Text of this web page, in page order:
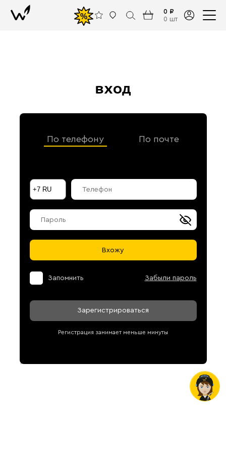
%
0 ₽
0 шт
вход
По телефону По почте
Вхожу
Запомнить Забыли пароль
Зарегистрироваться
Регистрация занимает меньше минуты